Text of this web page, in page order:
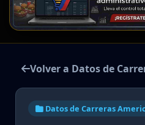
Volver a Datos de
Datos de Carreras